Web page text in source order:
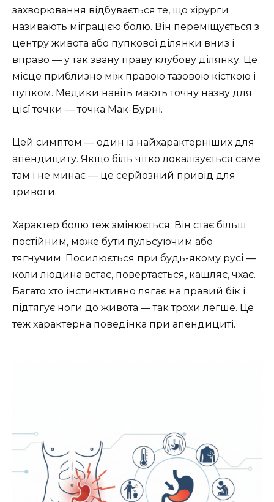
захворювання відбувається те, що хірурги
називають міграцією болю. Він переміщується з
центру живота або пупкової ділянки вниз і
вправо — у так звану праву клубову ділянку. Це
місце приблизно між правою тазовою кісткою і
пупком. Медики навіть мають точну назву для
цієї точки — точка Мак-Бурні.
Цей симптом — один із найхарактерніших для
апендициту. Якщо біль чітко локалізується саме
там і не минає — це серйозний привід для
тривоги.
Характер болю теж змінюється. Він стає більш
постійним, може бути пульсуючим або
тягнучим. Посилюється при будь-якому русі —
коли людина встає, повертається, кашляє, чхає.
Багато хто інстинктивно лягає на правий бік і
підтягує ноги до живота — так трохи легше. Це
теж характерна поведінка при апендициті.